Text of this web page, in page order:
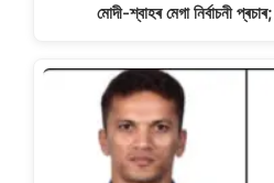
মোদী-শ্বাহৰ মেগা নিৰ্বাচনী